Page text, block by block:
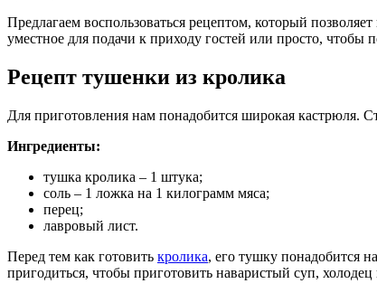
Предлагаем воспользоваться рецептом, который
уместное для подачи к приходу гостей или просто, чтобы
Рецепт тушенки из кролика
Для приготовления нам понадобится широкая кастрюля.
Ингредиенты:
тушка кролика – 1 штука;
соль – 1 ложка на 1 килограмм мяса;
перец;
лавровый лист.
Перед тем как готовить кролика, его тушку понадобится
пригодиться, чтобы приготовить наваристый суп,